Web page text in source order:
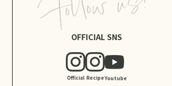
OFFICIAL SNS
Official RecipeYoutube